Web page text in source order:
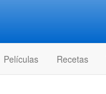
Películas Recetas